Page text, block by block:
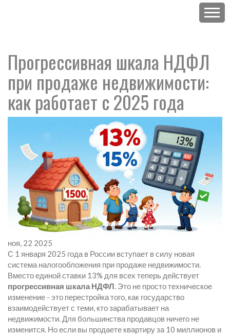
Прогрессивная шкала НДФЛ
при продаже недвижимости:
как работает с 2025 года
ноя, 22 2025
С 1 января 2025 года в России вступает в силу новая
система налогообложения при продаже недвижимости.
Вместо единой ставки 13% для всех теперь действует
прогрессивная шкала НДФЛ. Это не просто техническое
изменение - это перестройка того, как государство
взаимодействует с теми, кто зарабатывает на
недвижимости. Для большинства продавцов ничего не
изменится. Но если вы продаете квартиру за 10 миллионов и